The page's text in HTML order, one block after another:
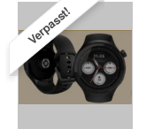
Verpasst!